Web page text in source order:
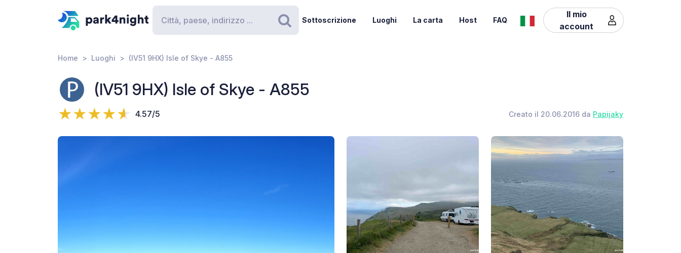
Ricerca
Sottoscrizione Luoghi La carta Host FAQ
Il mio
account
Home Luoghi (IV51 9HX) Isle of Skye - A855
(IV51 9HX) Isle of Skye - A855
4.57/5 Creato il 20.06.2016 da Papijaky